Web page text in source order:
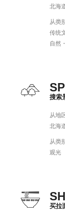
北海
从类
传统
自然
搜索
从地
北海
从类
观光
买拉